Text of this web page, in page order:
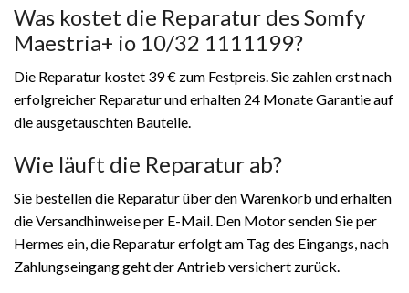
Was kostet die Reparatur des Somfy
Maestria+ io 10/32 1111199?
Die Reparatur kostet 39 € zum Festpreis. Sie zahlen erst nach
erfolgreicher Reparatur und erhalten 24 Monate Garantie auf
die ausgetauschten Bauteile.
Wie läuft die Reparatur ab?
Sie bestellen die Reparatur über den Warenkorb und erhalten
die Versandhinweise per E-Mail. Den Motor senden Sie per
Hermes ein, die Reparatur erfolgt am Tag des Eingangs, nach
Zahlungseingang geht der Antrieb versichert zurück.